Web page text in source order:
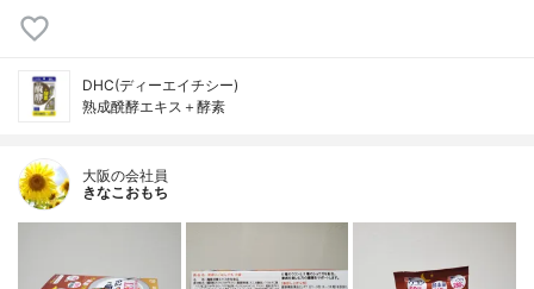
DHC(ディーエイチシー)
熟成醗酵エキス＋酵素
大阪の会社員
きなこおもち